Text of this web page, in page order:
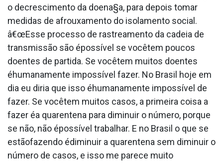
o decrescimento da doena§a, para depois tomar
medidas de afrouxamento do isolamento social.
â€œEsse processo de rastreamento da cadeia de
transmissão são épossí­vel se vocêtem poucos
doentes de partida. Se vocêtem muitos doentes
éhumanamente impossí­vel fazer. No Brasil hoje em
dia eu diria que isso éhumanamente impossí­vel de
fazer. Se vocêtem muitos casos, a primeira coisa a
fazer éa quarentena para diminuir o número, porque
se não, não épossí­vel trabalhar. E no Brasil o que se
estãofazendo édiminuir a quarentena sem diminuir o
número de casos, e isso me parece muito